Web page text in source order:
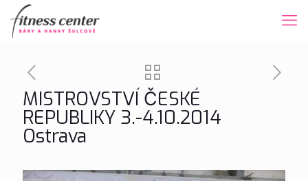
MISTROVSTVÍ ČESKÉ
REPUBLIKY 3.-4.10.2014
Ostrava